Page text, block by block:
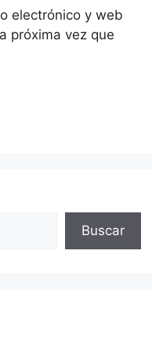
electrónico y web
próxima vez que
Buscar